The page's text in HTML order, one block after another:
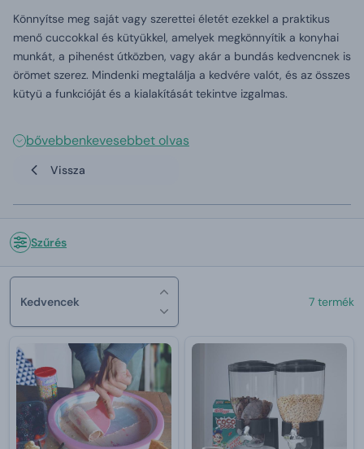
Könnyítse meg saját vagy szerettei életét ezekkel a praktikus
menő cuccokkal és kütyükkel, amelyek megkönnyítik a konyhai
munkát, a pihenést útközben, vagy akár a bundás kedvencnek is
örömet szerez. Mindenki megtalálja a kedvére valót, és az összes
kütyü a funkcióját és a kialakítását tekintve izgalmas.
bővebbenkevesebbet olvas
Vissza
Szűrés
Kedvencek 7 termék